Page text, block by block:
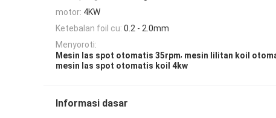
motor: 4KW
Ketebalan foil cu: 0.2 - 2.0mm
Menyoroti:
Mesin las spot otomatis 35rpm, mesin lilitan koil
mesin las spot otomatis koil 4kw
Informasi dasar